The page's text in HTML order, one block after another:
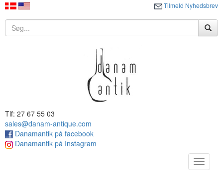
Tilmeld Nyhedsbrev
Tlf: 27 67 55 03
sales@danam-antique.com
Danamantik på facebook
Danamantik på Instagram
Toggle